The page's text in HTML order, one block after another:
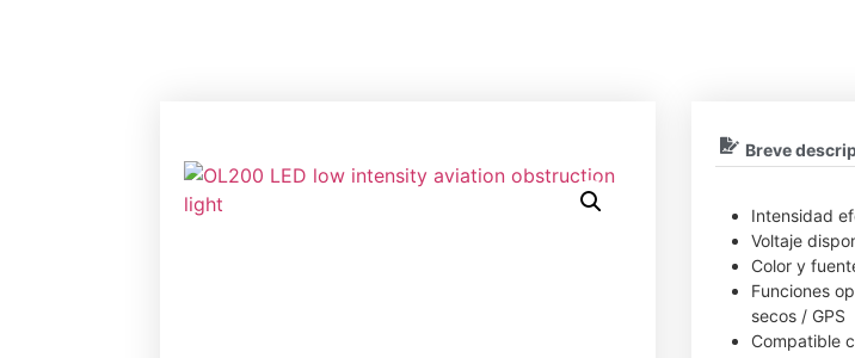
Breve
Intensidad
Voltaje
Color y
Funciones
secos / GPS
Compatible